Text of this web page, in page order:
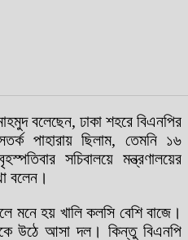
বলেছেন, ঢাকা শহরে বিএনপির
পাহারায় ছিলাম, তেমনি ১৬
সচিবালয়ে মন্ত্রণালয়ের
বলেন।
মনে হয় খালি কলসি বেশি বাজে।
উঠে আসা দল। কিন্তু বিএনপি